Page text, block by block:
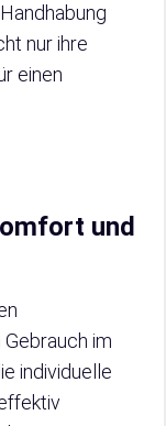
nur ihre
einen
und
im
individuelle